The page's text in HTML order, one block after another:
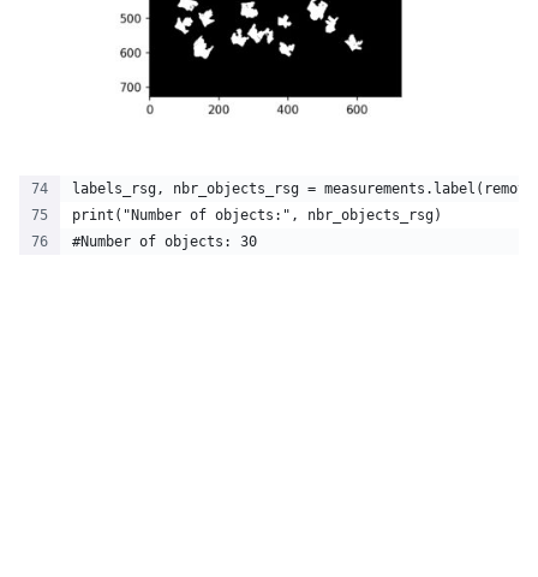
labels_rsg, nbr_objects_rsg =
print("Number of objects:", nbr_objects_rsg)
#Number of objects: 30